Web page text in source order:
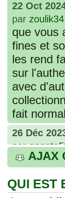
22 Oct
par zoulik34
que vous
fines et
les rend
sur
avec
fait
26 Déc
par
acheter
02 Juin
par
AJAX
QUI EST